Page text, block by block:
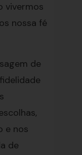
vivermos
nossa fé
de
e nos
de